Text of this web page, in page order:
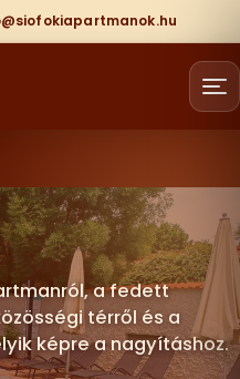
a fedett
térről és a
képre a nagyításhoz.